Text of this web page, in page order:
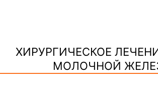
ХИРУРГИЧЕСКОЕ
МОЛОЧНОЙ